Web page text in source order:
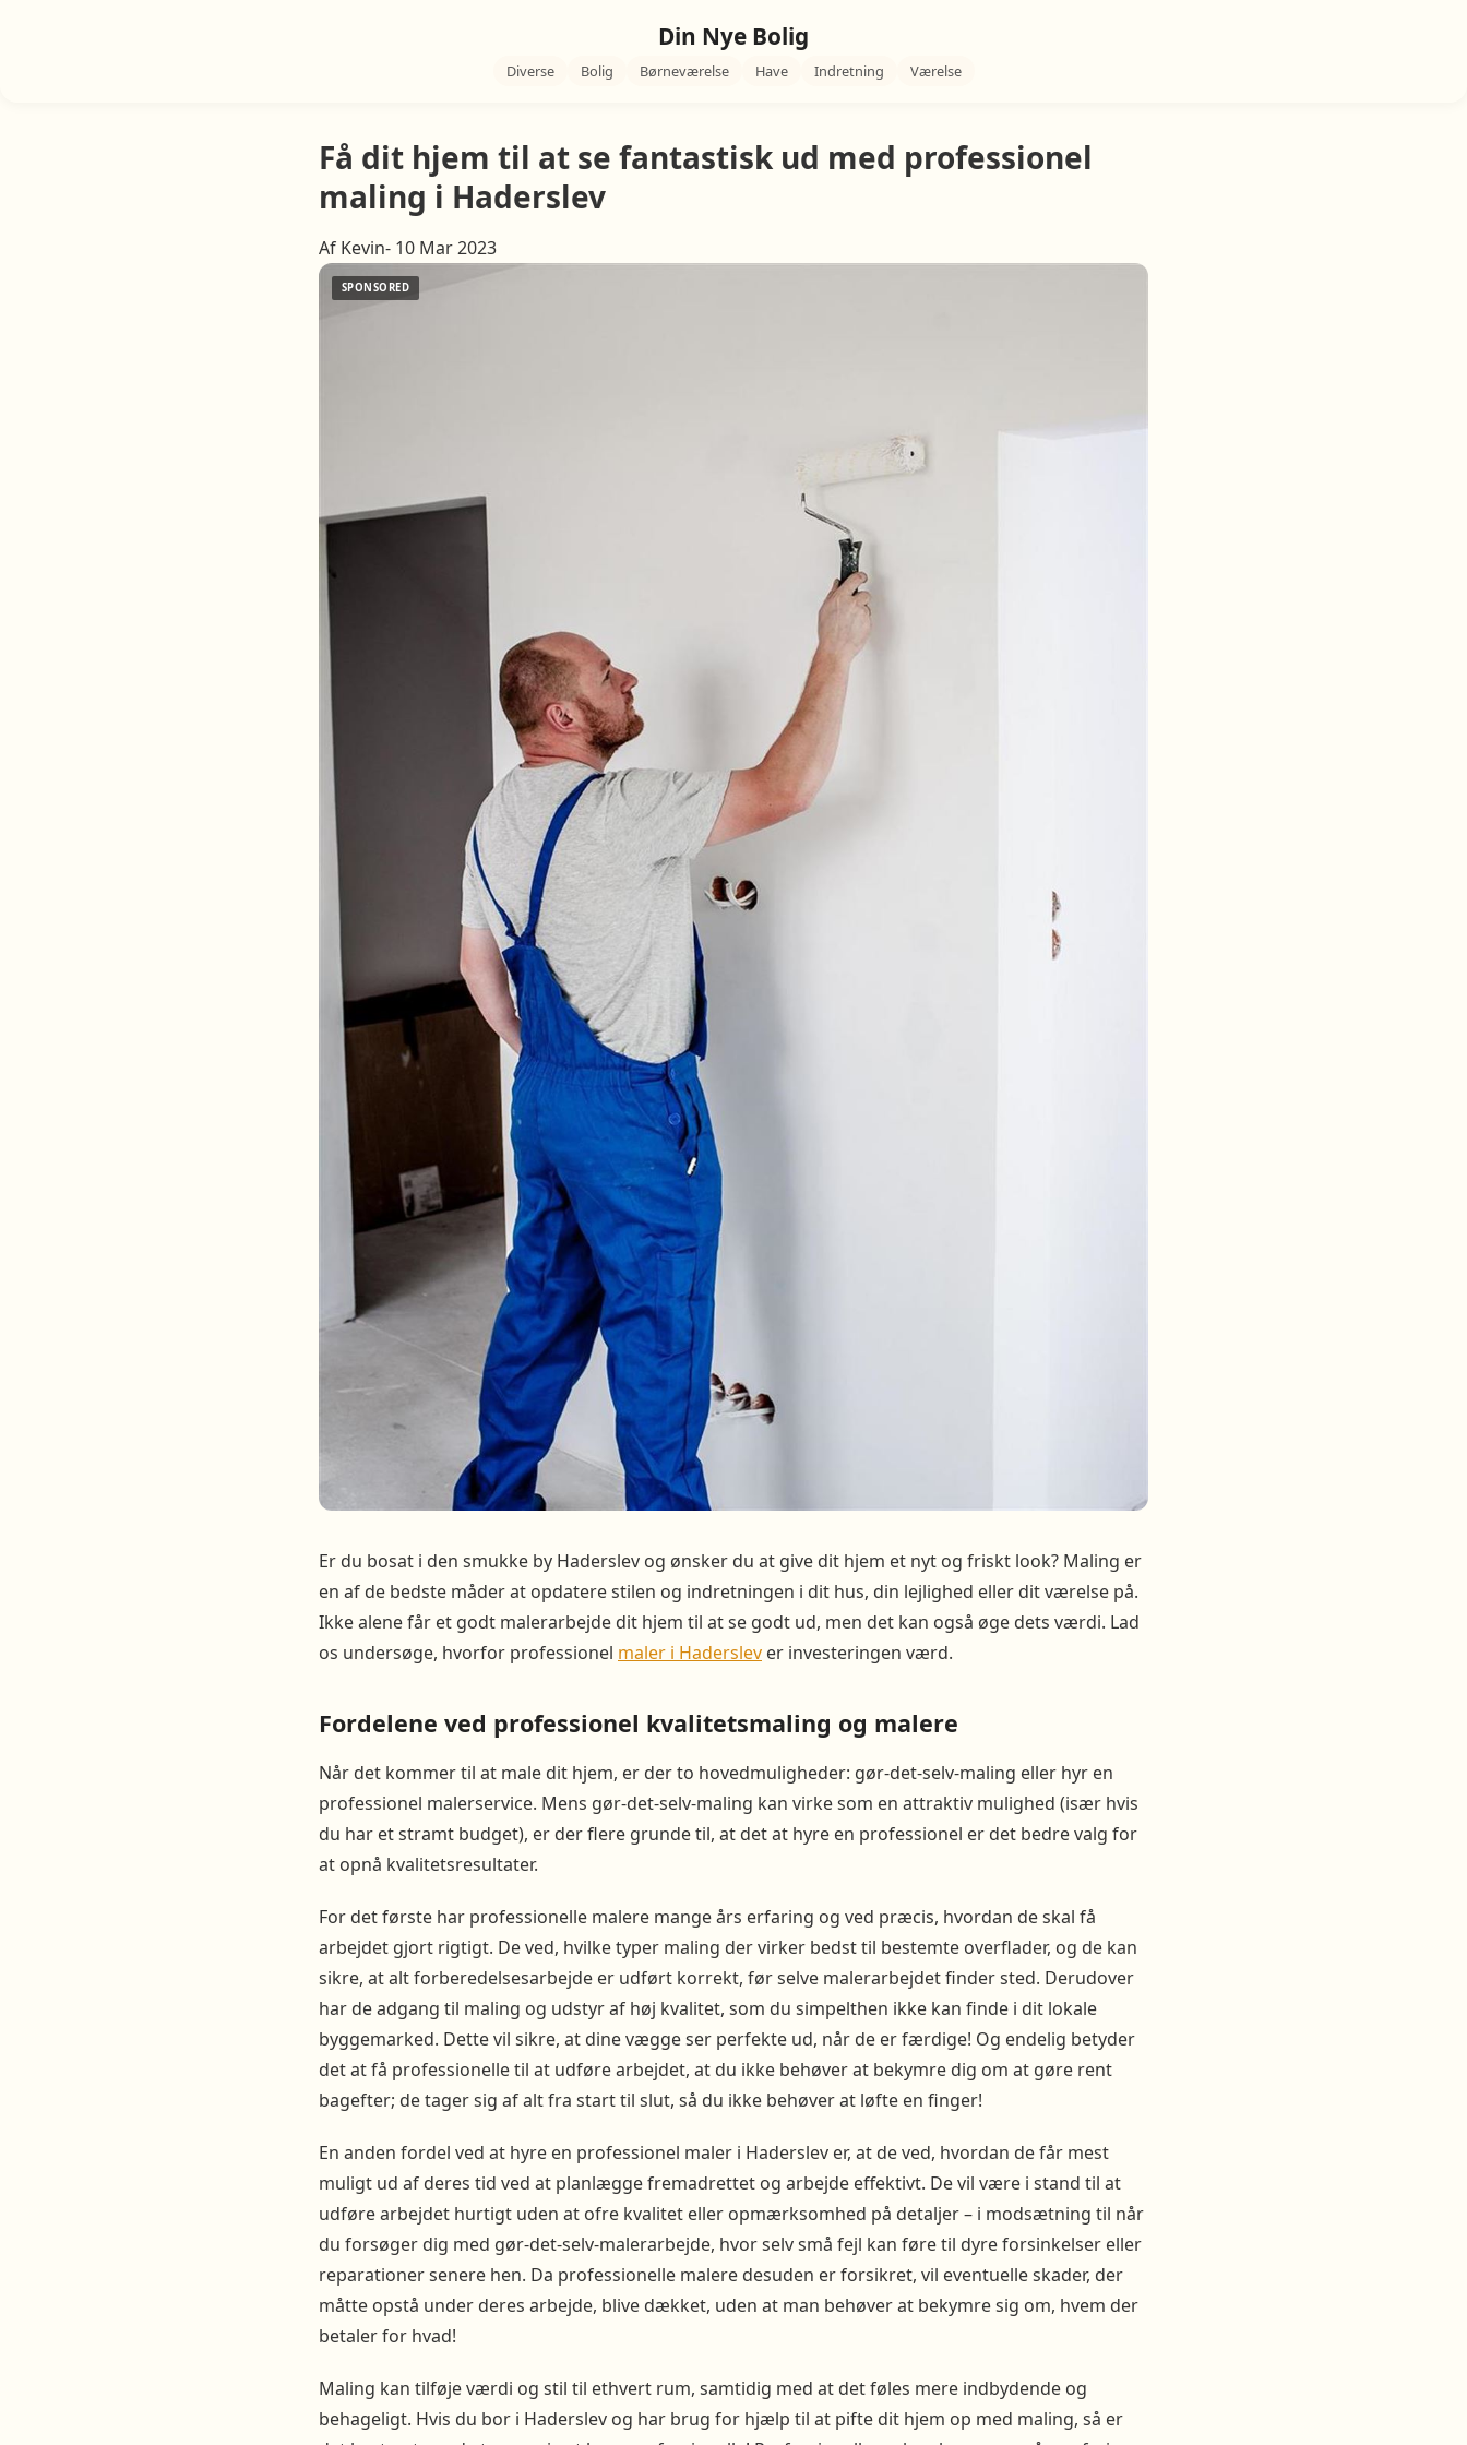
Din Nye Bolig
Diverse Bolig Børneværelse Have Indretning Værelse
Få dit hjem til at se fantastisk ud med professionel
maling i Haderslev
Af Kevin- 10 Mar 2023
Er du bosat i den smukke by Haderslev og ønsker du at give dit hjem et nyt og friskt look? Maling er
en af de bedste måder at opdatere stilen og indretningen i dit hus, din lejlighed eller dit værelse på.
Ikke alene får et godt malerarbejde dit hjem til at se godt ud, men det kan også øge dets værdi. Lad
os undersøge, hvorfor professionel maler i Haderslev er investeringen værd.
Fordelene ved professionel kvalitetsmaling og malere
Når det kommer til at male dit hjem, er der to hovedmuligheder: gør-det-selv-maling eller hyr en
professionel malerservice. Mens gør-det-selv-maling kan virke som en attraktiv mulighed (især hvis
du har et stramt budget), er der flere grunde til, at det at hyre en professionel er det bedre valg for
at opnå kvalitetsresultater.
For det første har professionelle malere mange års erfaring og ved præcis, hvordan de skal få
arbejdet gjort rigtigt. De ved, hvilke typer maling der virker bedst til bestemte overflader, og de kan
sikre, at alt forberedelsesarbejde er udført korrekt, før selve malerarbejdet finder sted. Derudover
har de adgang til maling og udstyr af høj kvalitet, som du simpelthen ikke kan finde i dit lokale
byggemarked. Dette vil sikre, at dine vægge ser perfekte ud, når de er færdige! Og endelig betyder
det at få professionelle til at udføre arbejdet, at du ikke behøver at bekymre dig om at gøre rent
bagefter; de tager sig af alt fra start til slut, så du ikke behøver at løfte en finger!
En anden fordel ved at hyre en professionel maler i Haderslev er, at de ved, hvordan de får mest
muligt ud af deres tid ved at planlægge fremadrettet og arbejde effektivt. De vil være i stand til at
udføre arbejdet hurtigt uden at ofre kvalitet eller opmærksomhed på detaljer – i modsætning til når
du forsøger dig med gør-det-selv-malerarbejde, hvor selv små fejl kan føre til dyre forsinkelser eller
reparationer senere hen. Da professionelle malere desuden er forsikret, vil eventuelle skader, der
måtte opstå under deres arbejde, blive dækket, uden at man behøver at bekymre sig om, hvem der
betaler for hvad!
Maling kan tilføje værdi og stil til ethvert rum, samtidig med at det føles mere indbydende og
behageligt. Hvis du bor i Haderslev og har brug for hjælp til at pifte dit hjem op med maling, så er